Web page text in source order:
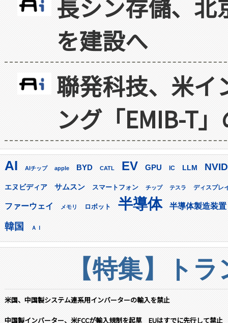
長シン存儲、北
を建設へ
聯発科技、米イ
ング「EMIB-T
AI AIチップ apple BYD CATL EV GPU IC LLM
エヌビディア サムスン スマートフォン チップ テスラ ディスプレ
ファーウェイ メモリ ロボット 半導体 半導体製造装置
韓国 ＡＩ
【特集】ト
米国、中国製システム連系用インバーターの輸入を禁止
中国製インバーター、米FCCが輸入規制を起草 EUはすでに先行して禁止